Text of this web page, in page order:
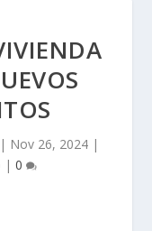
| Nov 26, 2024 |
| 0